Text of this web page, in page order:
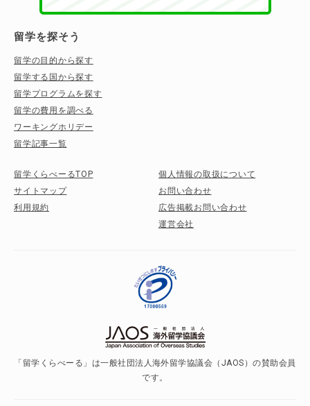
留学を探そう
留学の目的から探す
留学する国から探す
留学プログラムを探す
留学の費用を調べる
ワーキングホリデー
留学記事一覧
留学くらべーるTOP
サイトマップ
利用規約
個人情報の取扱について
お問い合わせ
広告掲載お問い合わせ
運営会社
「留学くらべーる」は一般社団法人海外留学協議会（JAOS）の賛助会員
です。